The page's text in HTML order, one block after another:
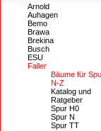
Arnold
Auhagen
Bemo
Brawa
Brekina
Busch
ESU
Faller
Bäume für
N-Z
Katalog und
Ratgeber
Spur H0
Spur N
Spur TT